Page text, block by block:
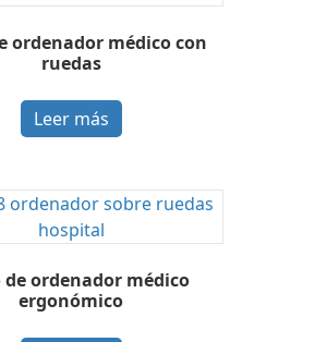
ordenador médico con
ruedas
Leer más
de ordenador médico
ergonómico